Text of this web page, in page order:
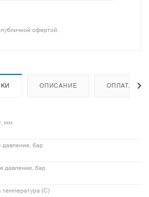
офертой.
ОПИСАНИЕ ОПЛАТА
мм
бар
давление, бар
температура (С)